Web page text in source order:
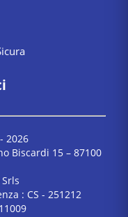
2026
Biscardi 15 – 87100
: CS - 251212